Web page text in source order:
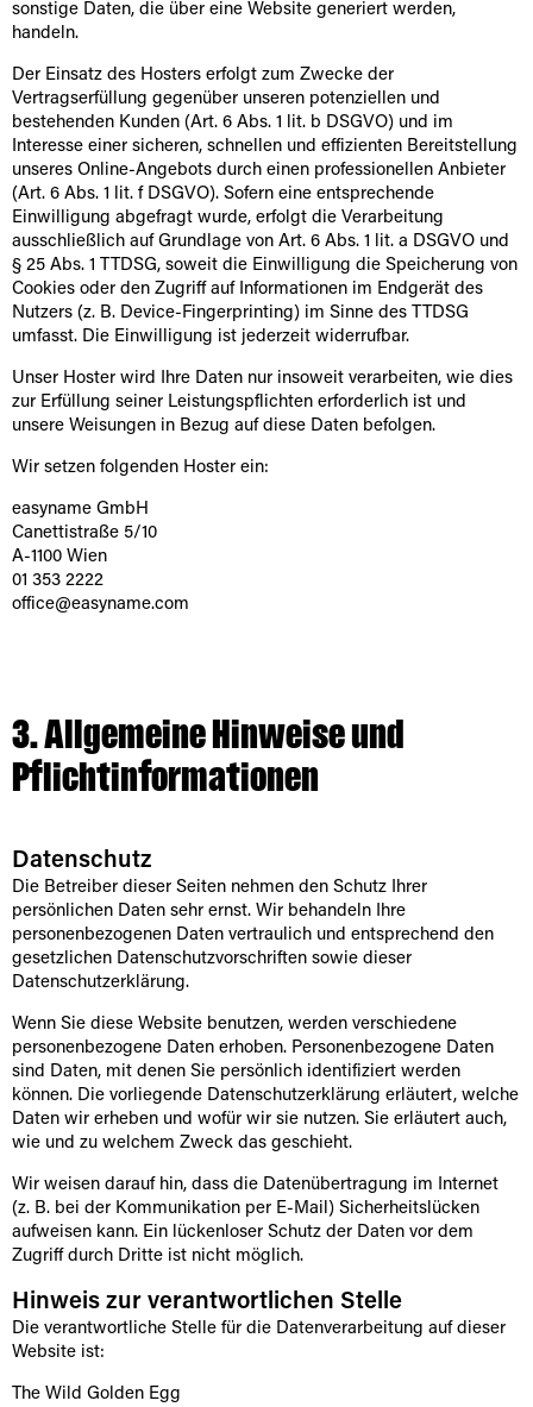
sonstige Daten, die über eine Website generiert werden,
handeln.
Der Einsatz des Hosters erfolgt zum Zwecke der
Vertragserfüllung gegenüber unseren potenziellen und
bestehenden Kunden (Art. 6 Abs. 1 lit. b DSGVO) und im
Interesse einer sicheren, schnellen und effizienten Bereitstellung
unseres Online-Angebots durch einen professionellen Anbieter
(Art. 6 Abs. 1 lit. f DSGVO). Sofern eine entsprechende
Einwilligung abgefragt wurde, erfolgt die Verarbeitung
ausschließlich auf Grundlage von Art. 6 Abs. 1 lit. a DSGVO und
§ 25 Abs. 1 TTDSG, soweit die Einwilligung die Speicherung von
Cookies oder den Zugriff auf Informationen im Endgerät des
Nutzers (z. B. Device-Fingerprinting) im Sinne des TTDSG
umfasst. Die Einwilligung ist jederzeit widerrufbar.
Unser Hoster wird Ihre Daten nur insoweit verarbeiten, wie dies
zur Erfüllung seiner Leistungspflichten erforderlich ist und
unsere Weisungen in Bezug auf diese Daten befolgen.
Wir setzen folgenden Hoster ein:
easyname GmbH
Canettistraße 5/10
A-1100 Wien
01 353 2222
office@easyname.com
3. Allgemeine Hinweise und
Pflicht­informationen
Datenschutz
Die Betreiber dieser Seiten nehmen den Schutz Ihrer
persönlichen Daten sehr ernst. Wir behandeln Ihre
personenbezogenen Daten vertraulich und entsprechend den
gesetzlichen Datenschutzvorschriften sowie dieser
Datenschutzerklärung.
Wenn Sie diese Website benutzen, werden verschiedene
personenbezogene Daten erhoben. Personenbezogene Daten
sind Daten, mit denen Sie persönlich identifiziert werden
können. Die vorliegende Datenschutzerklärung erläutert, welche
Daten wir erheben und wofür wir sie nutzen. Sie erläutert auch,
wie und zu welchem Zweck das geschieht.
Wir weisen darauf hin, dass die Datenübertragung im Internet
(z. B. bei der Kommunikation per E-Mail) Sicherheitslücken
aufweisen kann. Ein lückenloser Schutz der Daten vor dem
Zugriff durch Dritte ist nicht möglich.
Hinweis zur verantwortlichen Stelle
Die verantwortliche Stelle für die Datenverarbeitung auf dieser
Website ist:
The Wild Golden Egg